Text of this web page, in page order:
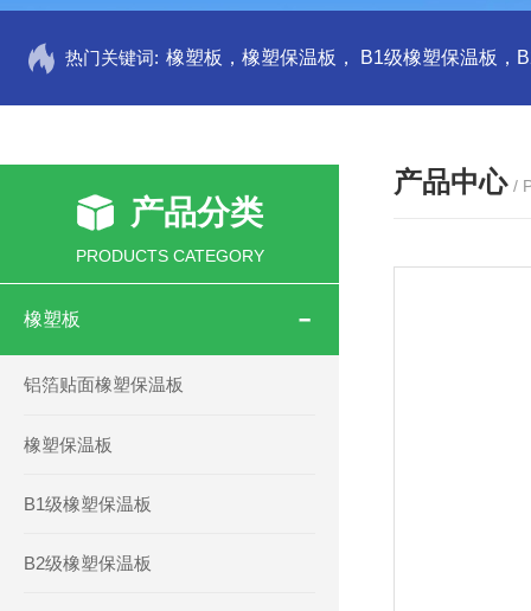
热门关键词:
产品分类
PRODUCTS CATEGORY
橡塑板
铝箔贴面橡塑保温板
橡塑保温板
B1级橡塑保温板
B2级橡塑保温板
产品中心 /